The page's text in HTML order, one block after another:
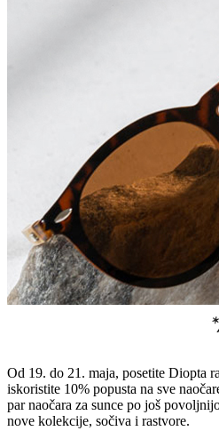
Od 19. do 21. maja, posetite Diopta
iskoristite 10% popusta na sve
par naočara za sunce po još
nove kolekcije, sočiva i rastvore.